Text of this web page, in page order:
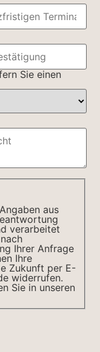
Sie einen
aus
verarbeitet
Ihrer Anfrage
Ihre
Zukunft per E-
widerrufen.
Sie in unseren